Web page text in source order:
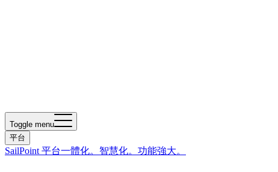
Toggle menu
平台
SailPoint 平台一體化。智慧化。功能強大。